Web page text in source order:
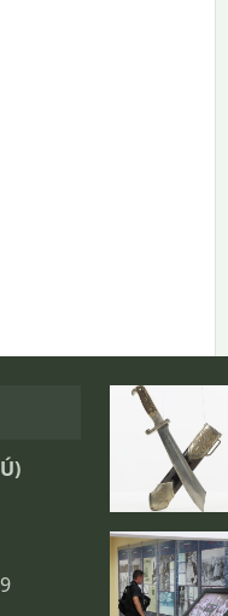
Fotogaléria